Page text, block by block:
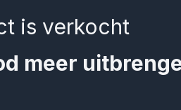
is verkocht
meer